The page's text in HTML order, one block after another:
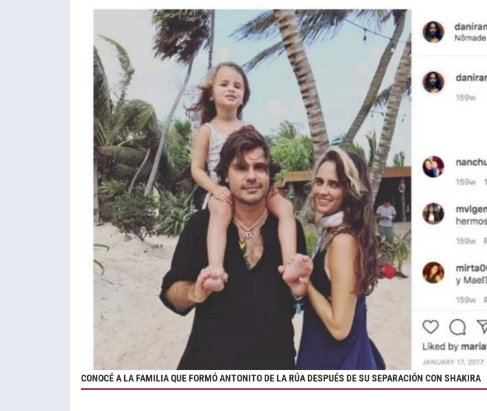
CONOCÉ A LA FAMILIA QUE FORMÓ ANTONITO DE LA RÚA DESPUÉS DE SU SEPARACIÓN CON SHAKIRA